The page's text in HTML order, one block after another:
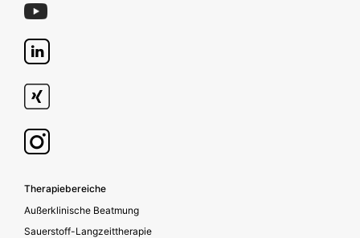
Footer secondary
Therapiebereiche
Außerklinische Beatmung
Sauerstoff-Langzeittherapie